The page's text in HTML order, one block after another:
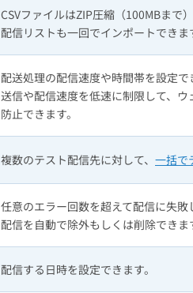
CSVファイルはZIP圧縮（100MBまで
配信リストも一回でインポートできま
配送処理の配信速度や時間帯を設定
送信や配信速度を低速に制限して、
防止できます。
複数のテスト配信先に対して、 一括で
任意のエラー回数を超えて配信に失
配信を自動で除外もしくは削除できま
配信する日時を設定できます。